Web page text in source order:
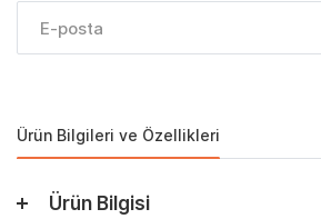
Ürün Bilgileri ve Özellikleri
Ürün Bilgisi